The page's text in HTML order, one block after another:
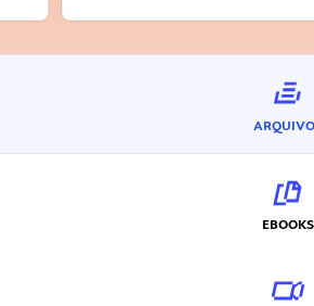
EBOOKS